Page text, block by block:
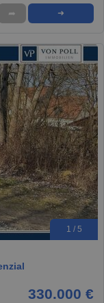
➦ ➜
1 / 5
330.000 €